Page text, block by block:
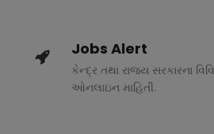
Jobs Alert
કેન્દ્ર તથા રાજ્ય સરકારના
ઓનલાઇન માહિતી.